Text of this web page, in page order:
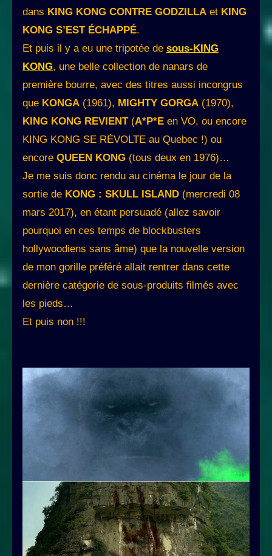
dans KING KONG CONTRE GODZILLA et KING
KONG S’EST ÉCHAPPÉ.
Et puis il y a eu une tripotée de sous-KING
KONG, une belle collection de nanars de
première bourre, avec des titres aussi incongrus
que KONGA (1961), MIGHTY GORGA (1970),
KING KONG REVIENT(A*P*E en VO, ou encore
KING KONG SE RÉVOLTE au Quebec !) ou
encore QUEEN KONG (tous deux en 1976)…
Je me suis donc rendu au cinéma le jour de la
sortie de KONG : SKULL ISLAND (mercredi 08
mars 2017), en étant persuadé (allez savoir
pourquoi en ces temps de blockbusters
hollywoodiens sans âme) que la nouvelle version
de mon gorille préféré allait rentrer dans cette
dernière catégorie de sous-produits filmés avec
les pieds…
Et puis non !!!